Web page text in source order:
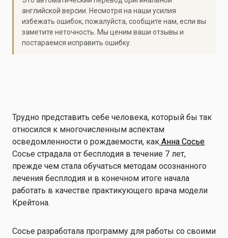
английской версии. Несмотря на наши усилия
избежать ошибок, пожалуйста, сообщите нам, если вы
заметите неточность. Мы ценим ваши отзывы и
постараемся исправить ошибку.
Трудно представить себе человека, который бы так
относился к многочисленным аспектам
осведомленности о рождаемости, как Анна Сосье.
Сосье страдала от бесплодия в течение 7 лет,
прежде чем стала обучаться методам осознанного
лечения бесплодия и в конечном итоге начала
работать в качестве практикующего врача модели
Крейтона.
Сосье разработала программу для работы со своими